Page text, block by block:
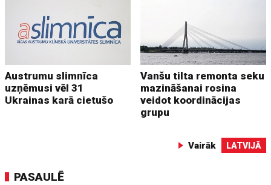
Austrumu slimnīca
uzņēmusi vēl 31
Ukrainas karā cietušo
Vanšu tilta remonta seku
mazināšanai rosina
veidot koordinācijas
grupu
Vairāk LATVIJĀ
PASAULĒ